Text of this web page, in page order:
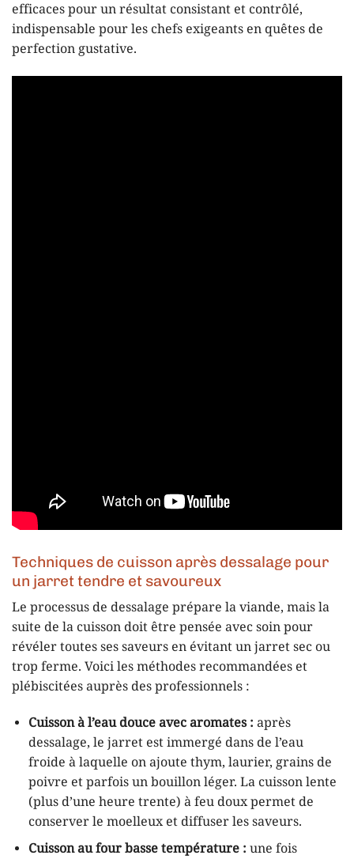
efficaces pour un résultat consistant et contrôlé,
indispensable pour les chefs exigeants en quêtes de
perfection gustative.
Techniques de cuisson après dessalage pour
un jarret tendre et savoureux
Le processus de dessalage prépare la viande, mais la
suite de la cuisson doit être pensée avec soin pour
révéler toutes ses saveurs en évitant un jarret sec ou
trop ferme. Voici les méthodes recommandées et
plébiscitées auprès des professionnels :
Cuisson à l’eau douce avec aromates : après
dessalage, le jarret est immergé dans de l’eau
froide à laquelle on ajoute thym, laurier, grains de
poivre et parfois un bouillon léger. La cuisson lente
(plus d’une heure trente) à feu doux permet de
conserver le moelleux et diffuser les saveurs.
Cuisson au four basse température : une fois